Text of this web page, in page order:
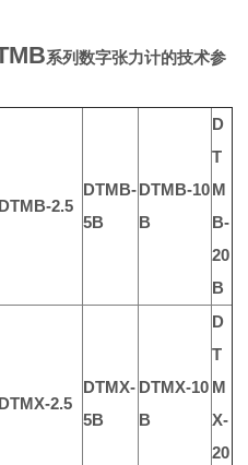
系列数字张力计的技术参
DTMB-2.5
DTMB-
5B
DTMB-10
B
D
T
M
B-
20
B
DTMX-2.5
DTMX-
5B
DTMX-10
B
D
T
M
X-
20